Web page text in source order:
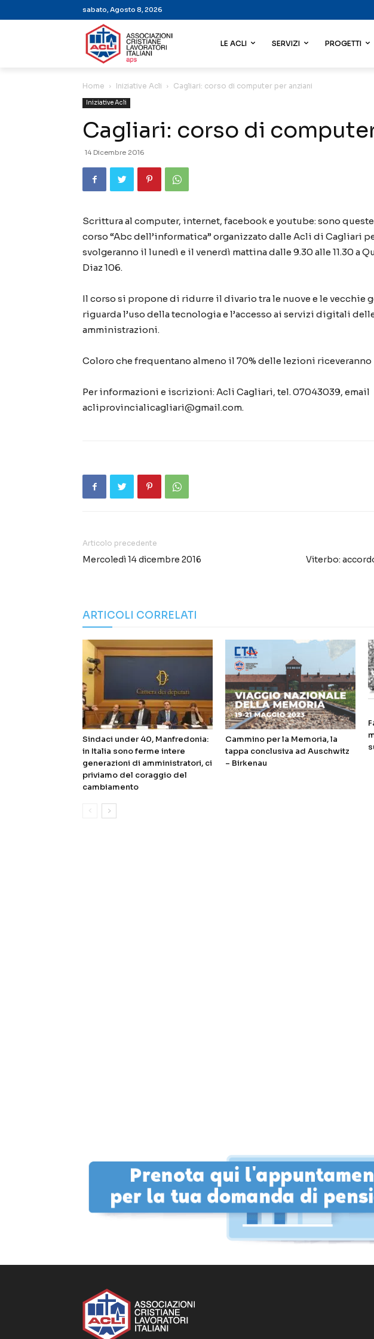
sabato, Agosto 8, 2026
LE ACLI SERVIZI PROGETTI
Home Iniziative Acli Cagliari: corso di computer per anziani
Iniziative Acli
Cagliari: corso di
14 Dicembre 2016
Scrittura al computer, internet, facebook e youtube: sono
corso “Abc dell’informatica” organizzato dalle Acli di Cagliari
svolgeranno il lunedì e il venerdì mattina dalle 9.30 alle 11.30 a
Diaz 106.
Il corso si propone di ridurre il divario tra le nuove e le vecchie
riguarda l’uso della tecnologia e l’accesso ai servizi digitali
amministrazioni.
Coloro che frequentano almeno il 70% delle lezioni
Per informazioni e iscrizioni: Acli Cagliari, tel. 07043039, email
acliprovincialicagliari@gmail.com.
Articolo precedente
Mercoledì 14 dicembre 2016
Viterbo:
ARTICOLI CORRELATI
Sindaci under 40, Manfredonia:
in Italia sono ferme intere
generazioni di amministratori, ci
priviamo del coraggio del
cambiamento
Cammino per la Memoria, la
tappa conclusiva ad Auschwitz
– Birkenau